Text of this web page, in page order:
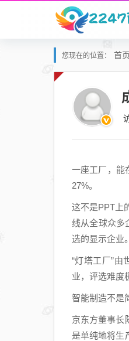
您现在的位置： 首页
一座工厂，能
27%。
这不是PPT上
线从全球众多
选的显示企业。
“灯塔工厂”
业，评选难度
智能制造不是
京东方董事长
是单纯地将生